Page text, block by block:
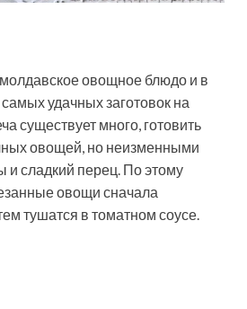
овощное блюдо и в
удачных заготовок на
существует много, готовить
овощей, но неизменными
и сладкий перец. По этому
овощи сначала
тушатся в томатном соусе.